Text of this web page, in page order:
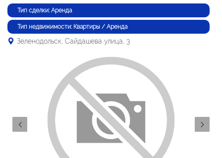
Тип сделки: Аренда
Тип недвижимости: Квартиры / Аренда
Зеленодольск, Сайдашева улица, 3